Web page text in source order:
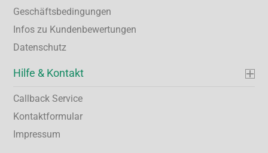
Geschäftsbedingungen
Infos zu Kundenbewertungen
Datenschutz
Hilfe & Kontakt
Callback Service
Kontaktformular
Impressum